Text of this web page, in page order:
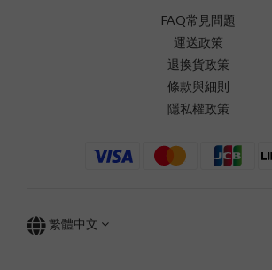
FAQ常見問題
運送政策
退換貨政策
條款與細則
隱私權政策
繁體中文